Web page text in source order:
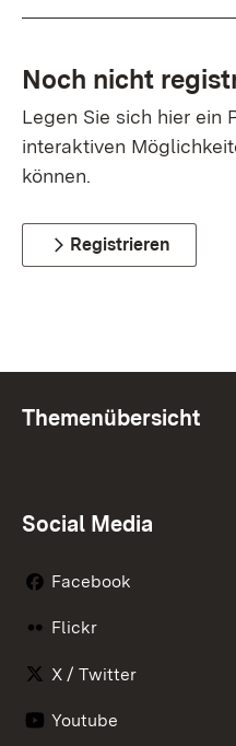
Noch nicht
Legen Sie sich hier ein
interaktiven
können.
Registrieren
Themenübersicht
Social Media
Facebook
Flickr
X / Twitter
Youtube